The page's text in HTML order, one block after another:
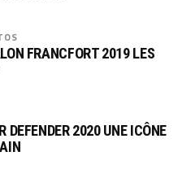
FRANCFORT 2019 LES
DEFENDER 2020 UNE ICÔNE